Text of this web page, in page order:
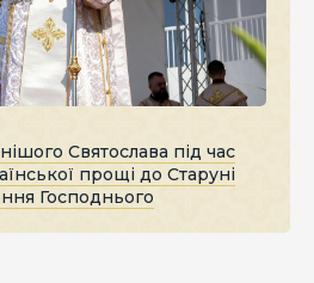
Святослава під час
прощі до Старуні
Господнього